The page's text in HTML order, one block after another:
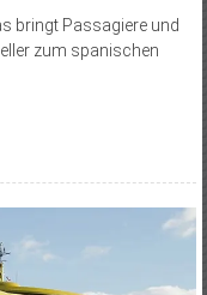
bringt Passagiere und
zum spanischen